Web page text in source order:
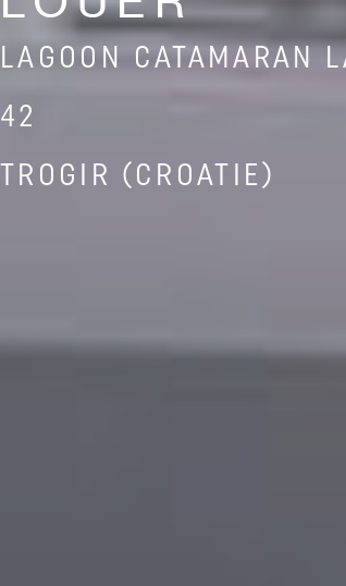
LAGOON CATAMARAN
42
TROGIR (CROATIE)